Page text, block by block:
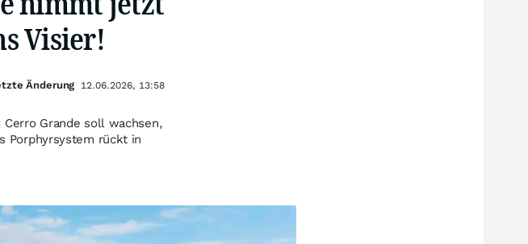
Visier!
Grande soll wachsen,
Porphyrsystem rückt in
Änderung 12.06.2026, 13:58